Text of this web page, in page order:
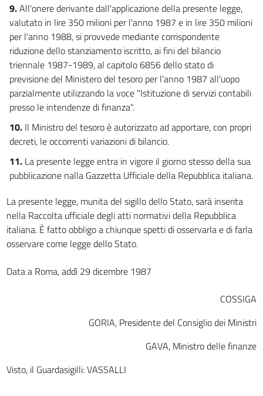
9.All'onere derivante dall'applicazione della presente legge,
valutato in lire 350 milioni per l'anno 1987 e in lire 350 milioni
per l'anno 1988, si provvede mediante corrispondente
riduzione dello stanziamento iscritto, ai fini del bilancio
triennale 1987-1989, al capitolo 6856 dello stato di
previsione del Ministero del tesoro per l'anno 1987 all'uopo
parzialmente utilizzando la voce "Istituzione di servizi contabili
presso le intendenze di finanza".
10. Il Ministro del tesoro è autorizzato ad apportare, con propri
decreti, le occorrenti variazioni di bilancio.
11. La presente legge entra in vigore il giorno stesso della sua
pubblicazione nalla Gazzetta Ufficiale della Repubblica italiana.
La presente legge, munita del sigillo dello Stato, sarà inserita
nella Raccolta ufficiale degli atti normativi della Repubblica
italiana. È fatto obbligo a chiunque spetti di osservarla e di farla
osservare come legge dello Stato.
Data a Roma, addì 29 dicembre 1987
COSSIGA
GORIA, Presidente del Consiglio dei Ministri
GAVA, Ministro delle finanze
Visto, il Guardasigilli: VASSALLI